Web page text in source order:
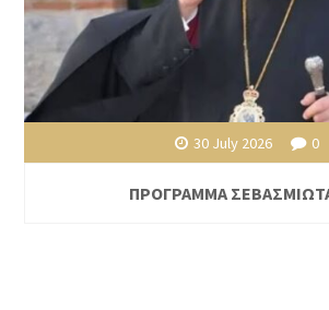
30 July 2026 0
ΠΡΟΓΡΑΜΜΑ